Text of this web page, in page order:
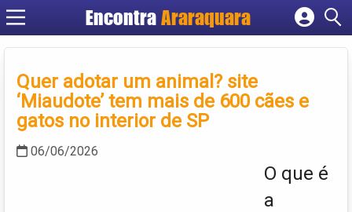
EncontraAraraquara
Cadastrar empresa
Criar conta
Quer adotar um animal? site
‘Miaudote’ tem mais de 600 cães e
gatos no interior de SP
06/06/2026
O que é
a